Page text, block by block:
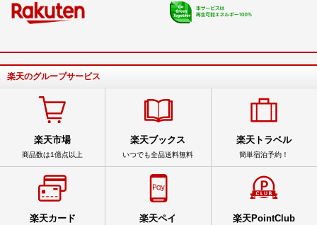
楽天のグループサービス
楽天市場
商品数は1億点以上
楽天ブックス
いつでも全品送料無料
楽天トラベル
簡単宿泊予約！
楽天カード 楽天ペイ 楽天PointClub